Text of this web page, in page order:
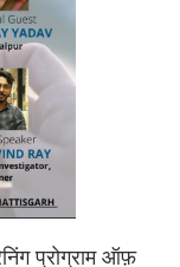
प्रोग्राम ऑफ़